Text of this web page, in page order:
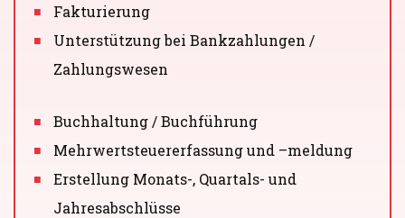
Fakturierung
Unterstützung bei Bankzahlungen /
Zahlungswesen
Buchhaltung / Buchführung
Mehrwertsteuererfassung und –meldung
Erstellung Monats-, Quartals- und
Jahresabschlüsse